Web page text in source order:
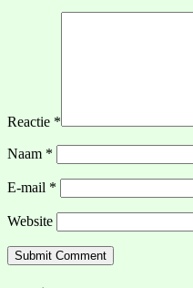
Reactie *
Naam *
E-mail *
Website